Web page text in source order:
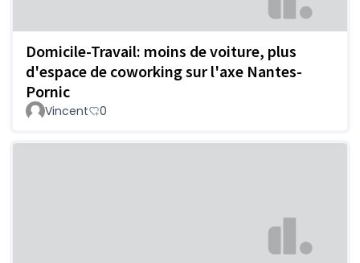
Domicile-Travail: moins de voiture, plus
d'espace de coworking sur l'axe Nantes-
Pornic
Vincent 0